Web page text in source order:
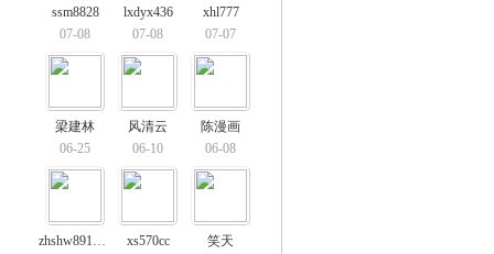
ssm8828
07-08
lxdyx436
07-08
xhl777
07-07
梁建林
06-25
风清云
06-10
陈漫画
06-08
zhshw891219
xs570cc
笑天